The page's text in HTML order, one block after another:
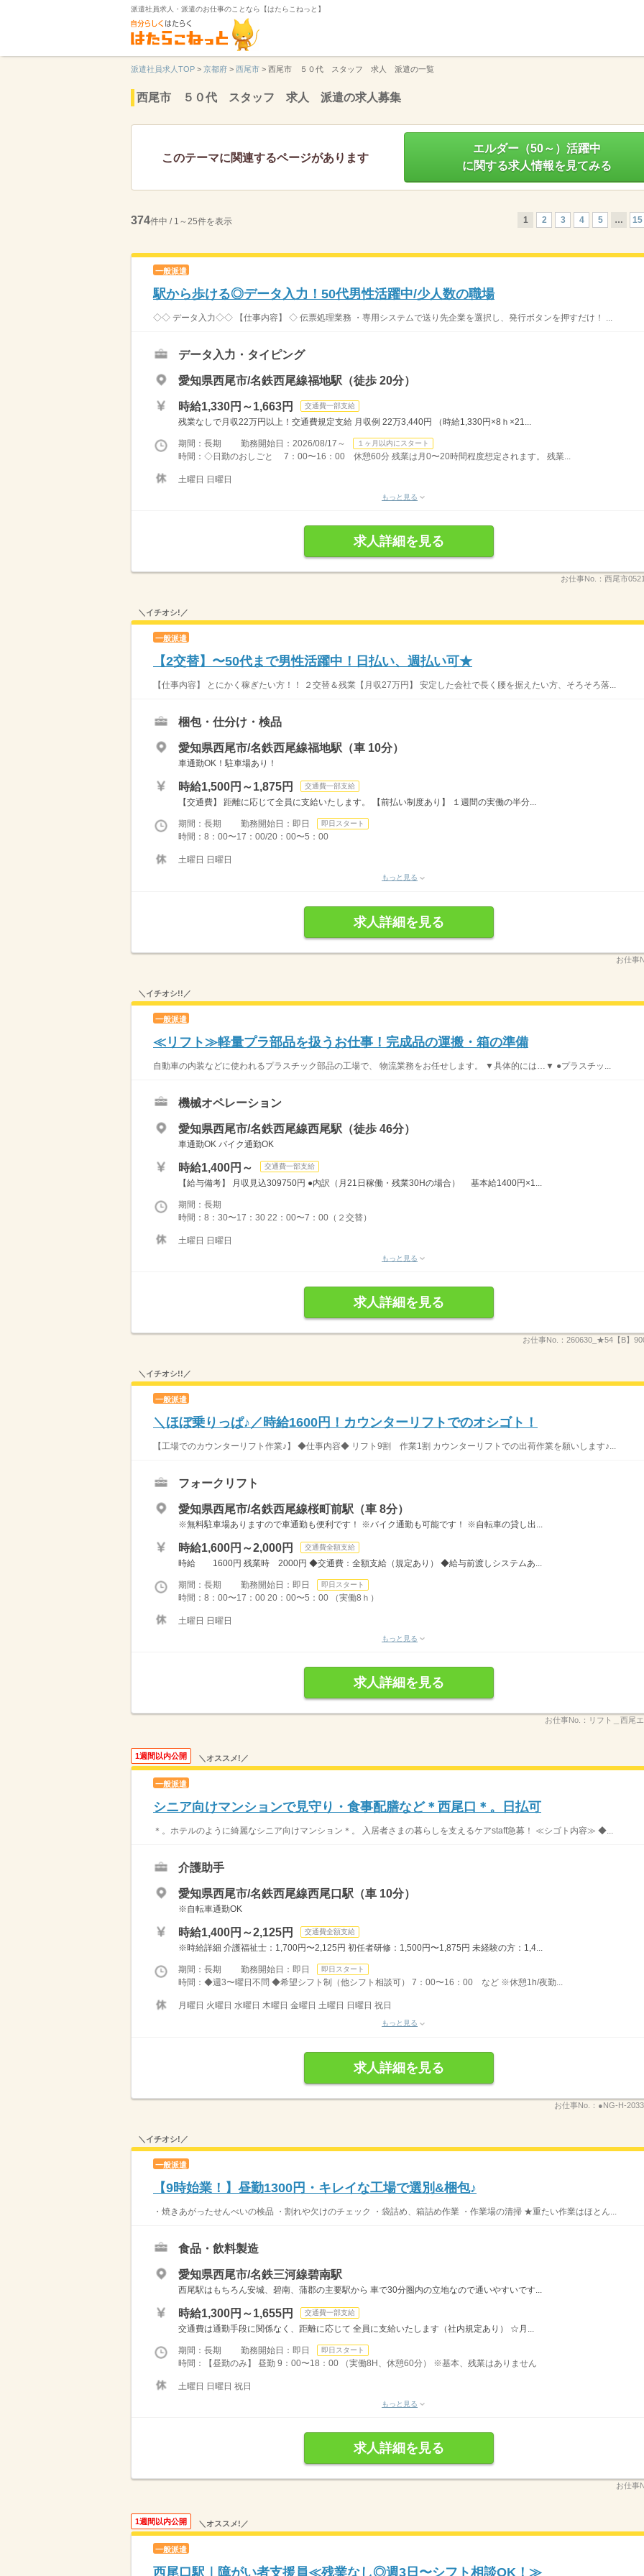
派遣社員求人・派遣のお仕事のことなら【はたらこねっと】
派遣社員求人TOP > 京都府 > 西尾市 > 西尾市 ５０代 スタッフ 求人 派遣の一覧
西尾市 ５０代 スタッフ 求人 派遣の求人募集
このテーマに関連するページがあります
エルダー（50～）活躍中
に関する求人情報を見てみる
374件中 / 1～25件を表示 1 2 3 4 5 … 15
一般派遣
駅から歩ける◎データ入力！50代男性活躍中/少人数の職場
◇◇ データ入力◇◇ 【仕事内容】 ◇ 伝票処理業務 ・専用システムで送り先企業を選択し、発行ボタンを押すだけ！ ...
データ入力・タイピング
愛知県西尾市/名鉄西尾線福地駅（徒歩 20分）
時給1,330円～1,663円 交通費一部支給
残業なしで月収22万円以上！交通費規定支給 月収例 22万3,440円 （時給1,330円×8ｈ×21...
期間：長期 勤務開始日：2026/08/17～ １ヶ月以内にスタート
時間：◇日勤のおしごと 7：00〜16：00 休憩60分 残業は月0〜20時間程度想定されます。 残業...
土曜日 日曜日
もっと見る
求人詳細を見る
お仕事No.： 西尾市
＼イチオシ!／
一般派遣
【2交替】〜50代まで男性活躍中！日払い、週払い可★
【仕事内容】 とにかく稼ぎたい方！！ ２交替＆残業【月収27万円】 安定した会社で長く腰を据えたい方、そろそろ落...
梱包・仕分け・検品
愛知県西尾市/名鉄西尾線福地駅（車 10分）
車通勤OK！駐車場あり！
時給1,500円～1,875円 交通費一部支給
【交通費】 距離に応じて全員に支給いたします。 【前払い制度あり】 １週間の実働の半分...
期間：長期 勤務開始日：即日 即日スタート
時間：8：00〜17：00/20：00〜5：00
土曜日 日曜日
もっと見る
求人詳細を見る
お仕事
＼イチオシ!!／
一般派遣
≪リフト≫軽量プラ部品を扱うお仕事！完成品の運搬・箱の準備
自動車の内装などに使われるプラスチック部品の工場で、 物流業務をお任せします。 ▼具体的には…▼ ●プラスチッ...
機械オペレーション
愛知県西尾市/名鉄西尾線西尾駅（徒歩 46分）
車通勤OK バイク通勤OK
時給1,400円～ 交通費一部支給
【給与備考】 月収見込309750円 ●内訳（月21日稼働・残業30Hの場合） 基本給1400円×1...
期間：長期
時間：8：30〜17：30 22：00〜7：00（２交替）
土曜日 日曜日
もっと見る
求人詳細を見る
お仕事No.： 260630_★54【B】
＼イチオシ!!／
一般派遣
＼ほぼ乗りっぱ♪／時給1600円！カウンターリフトでのオシゴト！
【工場でのカウンターリフト作業♪】 ◆仕事内容◆ リフト9割 作業1割 カウンターリフトでの出荷作業を願いします♪...
フォークリフト
愛知県西尾市/名鉄西尾線桜町前駅（車 8分）
※無料駐車場ありますので車通勤も便利です！ ※バイク通勤も可能です！ ※自転車の貸し出...
時給1,600円～2,000円 交通費全額支給
時給 1600円 残業時 2000円 ◆交通費：全額支給（規定あり） ◆給与前渡しシステムあ...
期間：長期 勤務開始日：即日 即日スタート
時間：8：00〜17：00 20：00〜5：00 （実働8ｈ）
土曜日 日曜日
もっと見る
求人詳細を見る
お仕事No.： リフト＿西尾
1週間以内公開 ＼オススメ!／
一般派遣
シニア向けマンションで見守り・食事配膳など＊西尾口＊。日払可
＊。ホテルのように綺麗なシニア向けマンション＊。 入居者さまの暮らしを支えるケアstaff急募！ ≪シゴト内容≫ ◆...
介護助手
愛知県西尾市/名鉄西尾線西尾口駅（車 10分）
※自転車通勤OK
時給1,400円～2,125円 交通費全額支給
※時給詳細 介護福祉士：1,700円〜2,125円 初任者研修：1,500円〜1,875円 未経験の方：1,4...
期間：長期 勤務開始日：即日 即日スタート
時間：◆週3〜曜日不問 ◆希望シフト制（他シフト相談可） 7：00〜16：00 など ※休憩1h/夜勤...
月曜日 火曜日 水曜日 木曜日 金曜日 土曜日 日曜日 祝日
もっと見る
求人詳細を見る
お仕事No.： ●NG-H-
＼イチオシ!／
一般派遣
【9時始業！】昼勤1300円・キレイな工場で選別&梱包♪
・焼きあがったせんべいの検品 ・割れや欠けのチェック ・袋詰め、箱詰め作業 ・作業場の清掃 ★重たい作業はほとん...
食品・飲料製造
愛知県西尾市/名鉄三河線碧南駅
西尾駅はもちろん安城、碧南、蒲郡の主要駅から 車で30分圏内の立地なので通いやすいです...
時給1,300円～1,655円 交通費一部支給
交通費は通勤手段に関係なく、距離に応じて 全員に支給いたします（社内規定あり） ☆月...
期間：長期 勤務開始日：即日 即日スタート
時間：【昼勤のみ】 昼勤 9：00〜18：00 （実働8H、休憩60分） ※基本、残業はありません
土曜日 日曜日 祝日
もっと見る
求人詳細を見る
お仕事
1週間以内公開 ＼オススメ!／
一般派遣
西尾口駅｜障がい者支援員≪残業なし◎週3日〜シフト相談OK！≫